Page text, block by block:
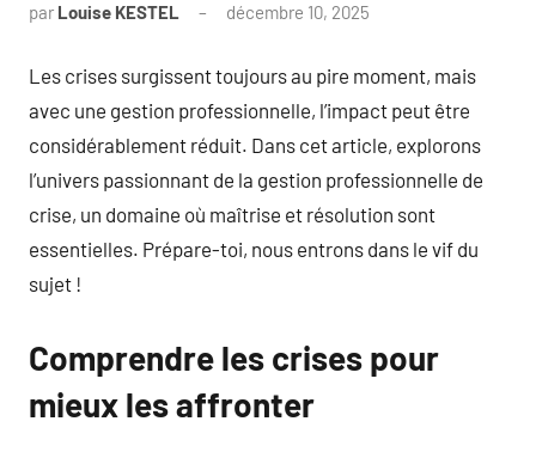
par Louise KESTEL décembre 10, 2025
Les crises surgissent toujours au pire moment, mais
avec une gestion professionnelle, l’impact peut être
considérablement réduit. Dans cet article, explorons
l’univers passionnant de la gestion professionnelle de
crise, un domaine où maîtrise et résolution sont
essentielles. Prépare-toi, nous entrons dans le vif du
sujet !
Comprendre les crises pour
mieux les affronter